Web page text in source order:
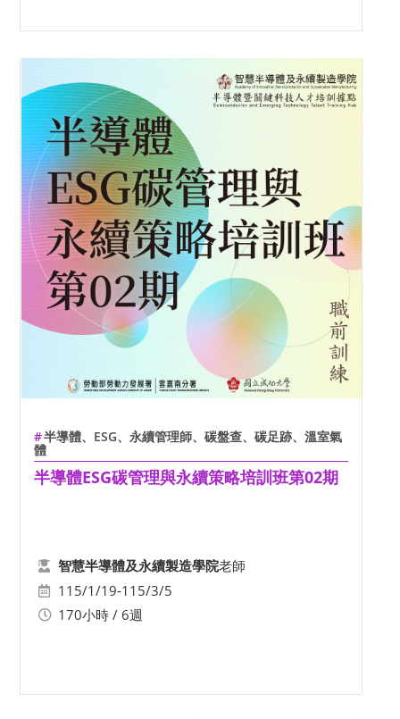
半導體、ESG、永續管理師、碳盤查、碳足跡、溫室氣
體
半導體ESG碳管理與永續策略培訓班第02期
智慧半導體及永續製造學院老師
115/1/19-115/3/5
170小時 / 6週